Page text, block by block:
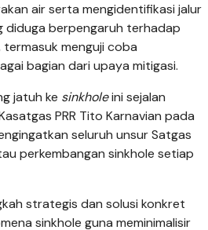
air serta mengidentifikasi jalur
diduga berpengaruh terhadap
termasuk menguji coba
bagian dari upaya mitigasi.
jatuh ke sinkholeini sejalan
PRR Tito Karnavian pada
seluruh unsur Satgas
perkembangan sinkhole setiap
strategis dan solusi konkret
sinkhole guna meminimalisir